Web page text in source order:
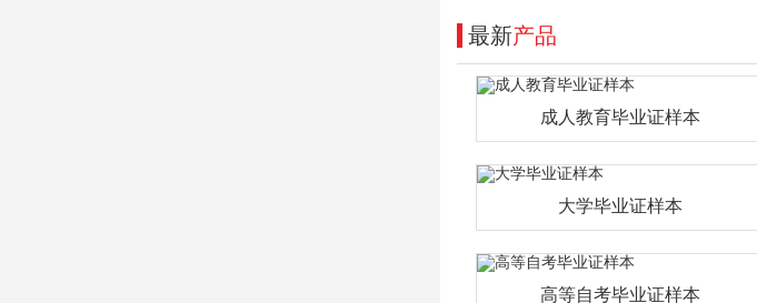
最新产品
成人教育毕业证样本
大学毕业证样本
高等自考毕业证样本